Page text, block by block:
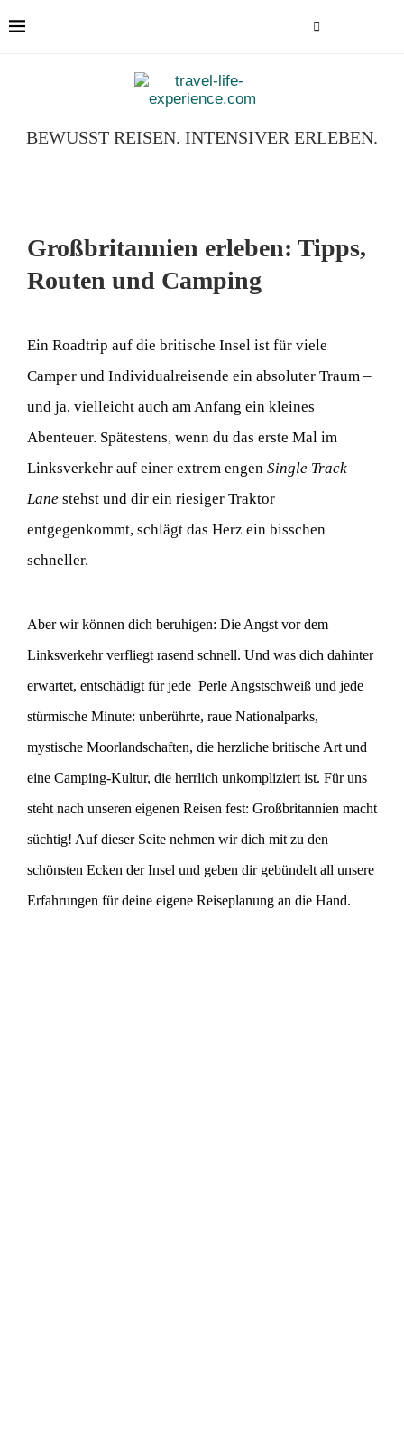
BEWUSST REISEN. INTENSIVER ERLEBEN.
Großbritannien erleben: Tipps,
Routen und Camping
Ein Roadtrip auf die britische Insel ist für viele
Camper und Individualreisende ein absoluter Traum –
und ja, vielleicht auch am Anfang ein kleines
Abenteuer. Spätestens, wenn du das erste Mal im
Linksverkehr auf einer extrem engen Single Track
Lane stehst und dir ein riesiger Traktor
entgegenkommt, schlägt das Herz ein bisschen
schneller.
Aber wir können dich beruhigen: Die Angst vor dem
Linksverkehr verfliegt rasend schnell. Und was dich dahinter
erwartet, entschädigt für jede Perle Angstschweiß und jede
stürmische Minute: unberührte, raue Nationalparks,
mystische Moorlandschaften, die herzliche britische Art und
eine Camping-Kultur, die herrlich unkompliziert ist. Für uns
steht nach unseren eigenen Reisen fest: Großbritannien macht
süchtig! Auf dieser Seite nehmen wir dich mit zu den
schönsten Ecken der Insel und geben dir gebündelt all unsere
Erfahrungen für deine eigene Reiseplanung an die Hand.